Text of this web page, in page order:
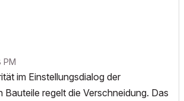
PM
im Einstellungsdialog der
Bauteile regelt die Verschneidung. Das